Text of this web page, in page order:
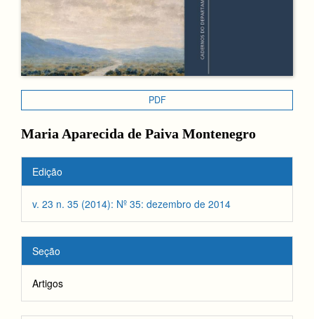
PDF
Conteúdo
do
artigo
principal
Maria Aparecida de Paiva Montenegro
Detalhes
do
artigo
Edição
v. 23 n. 35 (2014): Nº 35: dezembro de 2014
Seção
Artigos